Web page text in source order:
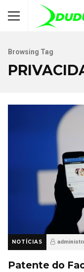
Browsing Tag
NOTÍCIAS
Patente do